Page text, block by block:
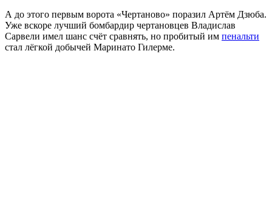
А до этого первым ворота «Чертаново» поразил Артём Дзюба.
Уже вскоре лучший бомбардир чертановцев Владислав
Сарвели имел шанс счёт сравнять, но пробитый им пенальти
стал лёгкой добычей Маринато Гилерме.